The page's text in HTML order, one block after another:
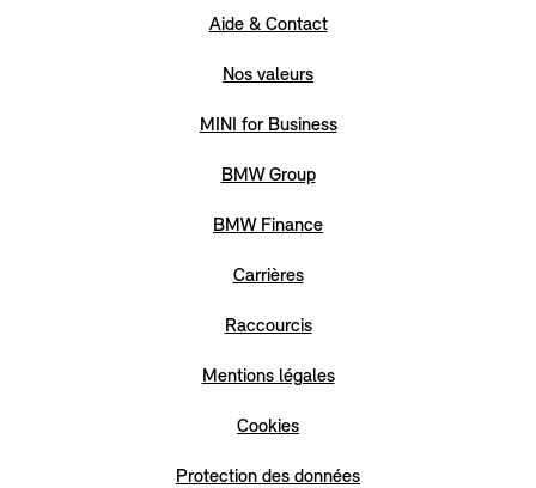
Aide & Contact
Nos valeurs
MINI for Business
BMW Group
BMW Finance
Carrières
Raccourcis
Mentions légales
Cookies
Protection des données